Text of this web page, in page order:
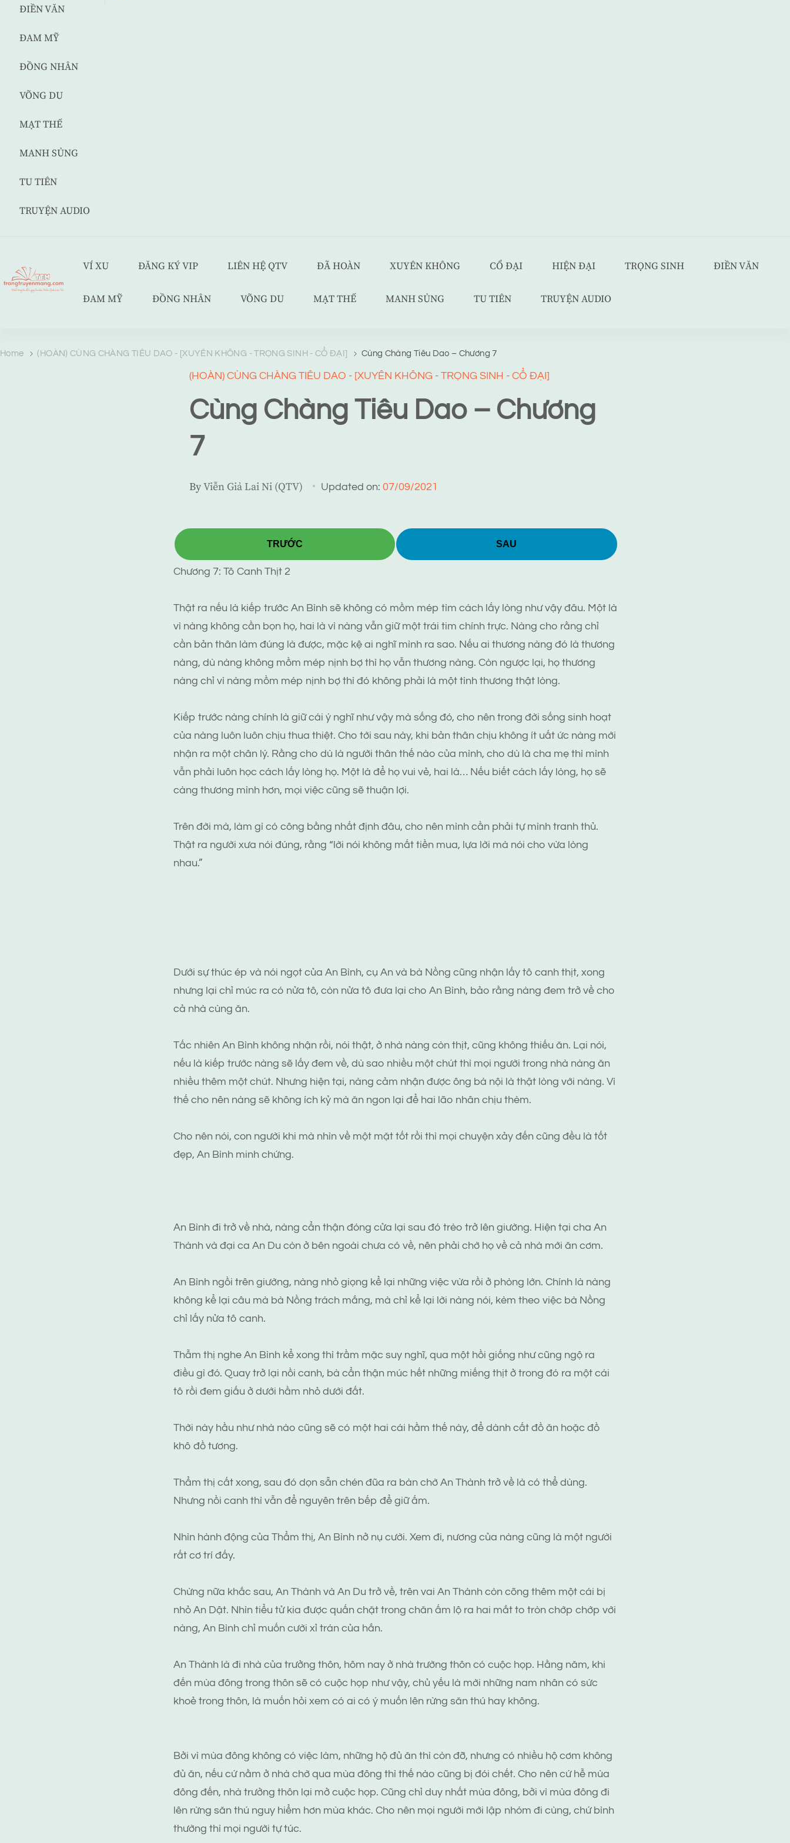
ĐIỀN VĂN
ĐAM MỸ
ĐỒNG NHÂN
VÕNG DU
MẠT THẾ
MANH SỦNG
TU TIÊN
TRUYỆN AUDIO
VÍ XU ĐĂNG KÝ VIP LIÊN HỆ QTV ĐÃ HOÀN XUYÊN KHÔNG CỔ ĐẠI HIỆN ĐẠI TRỌNG SINH ĐIỀN VĂN
ĐAM MỸ ĐỒNG NHÂN VÕNG DU MẠT THẾ MANH SỦNG TU TIÊN TRUYỆN AUDIO
Home (HOÀN) CÙNG CHÀNG TIÊU DAO - [XUYÊN KHÔNG - TRỌNG SINH - CỔ ĐẠI] Cùng Chàng Tiêu Dao – Chương 7
(HOÀN) CÙNG CHÀNG TIÊU DAO - [XUYÊN KHÔNG - TRỌNG SINH - CỔ ĐẠI]
Cùng Chàng Tiêu Dao – Chương
7
ByViễn Giả Lai Ni (QTV) Updated on: 07/09/2021
TRƯỚC SAU
Chương 7: Tô Canh Thịt 2
Thật ra nếu là kiếp trước An Bình sẽ không có mồm mép tìm cách lấy lòng như vậy đâu. Một là
vì nàng không cần bọn họ, hai là vì nàng vẫn giữ một trái tim chính trực. Nàng cho rằng chỉ
cần bản thân làm đúng là được, mặc kệ ai nghĩ mình ra sao. Nếu ai thương nàng đó là thương
nàng, dù nàng không mồm mép nịnh bợ thì họ vẫn thương nàng. Còn ngược lại, họ thương
nàng chỉ vì nàng mồm mép nịnh bợ thì đó không phải là một tình thương thật lòng.
Kiếp trước nàng chính là giữ cái ý nghĩ như vậy mà sống đó, cho nên trong đời sống sinh hoạt
của nàng luôn luôn chịu thua thiệt. Cho tới sau này, khi bản thân chịu không ít uất ức nàng mới
nhận ra một chân lý. Rằng cho dù là người thân thế nào của mình, cho dù là cha mẹ thì mình
vẫn phải luôn học cách lấy lòng họ. Một là để họ vui vẻ, hai là… Nếu biết cách lấy lòng, họ sẽ
càng thương mình hơn, mọi việc cũng sẽ thuận lợi.
Trên đời mà, làm gì có công bằng nhất định đâu, cho nên mình cần phải tự mình tranh thủ.
Thật ra người xưa nói đúng, rằng “lời nói không mất tiền mua, lựa lời mà nói cho vừa lòng
nhau.”
Dưới sự thúc ép và nói ngọt của An Bình, cụ An và bà Nồng cũng nhận lấy tô canh thịt, xong
nhưng lại chỉ múc ra có nửa tô, còn nửa tô đưa lại cho An Bình, bảo rằng nàng đem trở về cho
cả nhà cùng ăn.
Tấc nhiên An Bình không nhận rồi, nói thật, ở nhà nàng còn thịt, cũng không thiếu ăn. Lại nói,
nếu là kiếp trước nàng sẽ lấy đem về, dù sao nhiều một chút thì mọi người trong nhà nàng ăn
nhiều thêm một chút. Nhưng hiện tại, nàng cảm nhận được ông bà nội là thật lòng với nàng. Vì
thế cho nên nàng sẽ không ích kỷ mà ăn ngon lại để hai lão nhân chịu thèm.
Cho nên nói, con người khi mà nhìn về một mặt tốt rồi thì mọi chuyện xảy đến cũng đều là tốt
đẹp, An Bình minh chứng.
An Bình đi trở về nhà, nàng cẩn thận đóng cửa lại sau đó trèo trở lên giường. Hiện tại cha An
Thành và đại ca An Du còn ở bên ngoài chưa có về, nên phải chờ họ về cả nhà mới ăn cơm.
An Bình ngồi trên giường, nàng nhỏ giọng kể lại những việc vừa rồi ở phòng lớn. Chính là nàng
không kể lại câu mà bà Nồng trách mắng, mà chỉ kể lại lời nàng nói, kèm theo việc bà Nồng
chỉ lấy nửa tô canh.
Thẫm thị nghe An Bình kể xong thì trầm mặc suy nghĩ, qua một hồi giống như cũng ngộ ra
điều gì đó. Quay trở lại nồi canh, bà cẩn thận múc hết những miếng thịt ở trong đó ra một cái
tô rồi đem giấu ở dưới hầm nhỏ dưới đất.
Thời này hầu như nhà nào cũng sẽ có một hai cái hầm thế này, để dành cất đồ ăn hoặc đồ
khô đồ tương.
Thẩm thị cất xong, sau đó dọn sẵn chén đũa ra bàn chờ An Thành trở về là có thể dùng.
Nhưng nồi canh thì vẫn để nguyên trên bếp để giữ ấm.
Nhìn hành động của Thẩm thị, An Bình nở nụ cười. Xem đi, nương của nàng cũng là một người
rất cơ trí đấy.
Chừng nữa khắc sau, An Thành và An Du trở về, trên vai An Thành còn cõng thêm một cái bị
nhỏ An Dật. Nhìn tiểu tử kia được quấn chặt trong chăn ấm lộ ra hai mắt to tròn chớp chớp với
nàng, An Bình chỉ muốn cười xỉ trán của hắn.
An Thành là đi nhà của trưởng thôn, hôm nay ở nhà trường thôn có cuộc họp. Hằng năm, khi
đến mùa đông trong thôn sẽ có cuộc họp như vậy, chủ yếu là mời những nam nhân có sức
khoẻ trong thôn, là muốn hỏi xem có ai có ý muốn lên rừng săn thú hay không.
Bởi vì mùa đông không có việc làm, những hộ đủ ăn thì còn đỡ, nhưng có nhiều hộ cơm không
đủ ăn, nếu cứ nằm ở nhà chờ qua mùa đông thì thế nào cũng bị đói chết. Cho nên cứ hễ mùa
đông đến, nhà trưởng thôn lại mở cuộc họp. Cũng chỉ duy nhất mùa đông, bởi vì mùa đông đi
lên rừng săn thú nguy hiểm hơn mùa khác. Cho nên mọi người mới lập nhóm đi cùng, chứ bình
thường thì mọi người tự túc.